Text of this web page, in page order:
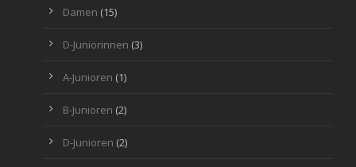
Damen (15)
D-Juniorinnen (3)
A-Junioren (1)
B-Junioren (2)
D-Junioren (2)